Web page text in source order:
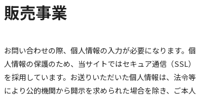
販売事業
お問い合わせの際、個人情報の入力が必要になります。個
人情報の保護のため、当サイトではセキュア通信（SSL）
を採用しています。お送りいただいた個人情報は、法令等
により公的機関から開示を求められた場合を除き、ご本人